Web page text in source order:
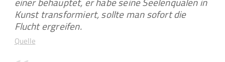
Kunst transformiert, sollte man sofort die
Flucht ergreifen.
Quelle